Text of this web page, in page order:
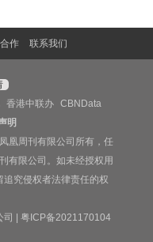
作 联系我们
香港中联办
CBNData
明
凰周刊有限公司所有，任
有限公司。如未经授权用
究侵权者法律责任的权
| 粤ICP备2021170104